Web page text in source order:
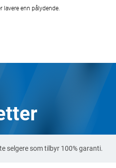
enn pålydende.
selgere som tilbyr 100% garanti.